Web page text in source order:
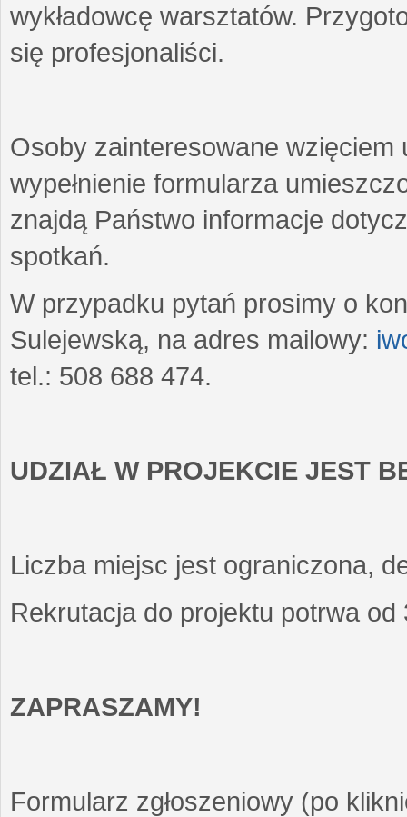
wykładowcę warsztatów.
się profesjonaliści.
Osoby zainteresowane wzięciem
wypełnienie formularza
znajdą Państwo informacje
spotkań.
W przypadku pytań prosimy o
Sulejewską, na adres mailowy:
tel.: 508 688 474.
UDZIAŁ W PROJEKCIE JEST
Liczba miejsc jest ograniczona,
Rekrutacja do projektu potrwa
ZAPRASZAMY!
Formularz zgłoszeniowy (po